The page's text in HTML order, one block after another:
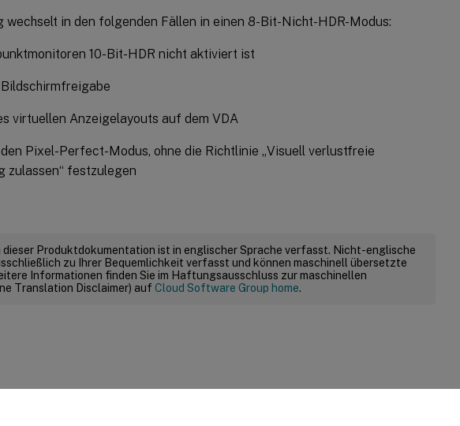
wechselt in den folgenden Fällen in einen 8-Bit-Nicht-HDR-Modus:
10-Bit-HDR nicht aktiviert ist
virtuellen Anzeigelayouts auf dem VDA
Pixel-Perfect-Modus, ohne die Richtlinie „Visuell verlustfreie
zulassen“ festzulegen
dieser Produktdokumentation ist in englischer Sprache verfasst. Nicht-englische
zu Ihrer Bequemlichkeit verfasst und können maschinell übersetzte
Informationen finden Sie im Haftungsausschluss zur maschinellen
Translation Disclaimer) auf Cloud Software Group home.